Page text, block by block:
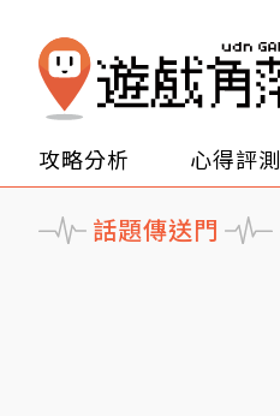
攻略分析 心得評測
話題傳送門